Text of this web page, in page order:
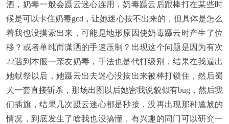
酒，奶毒一般会蹑云迷心连用，奶毒蹑云后跟棒打在某些时
候是可以卡住奶毒gcd，让她迷心按不出来的，但具体是怎么
着我也没摸索出来，可能是地形原因使奶毒蹑云时产生了位
移？或者单纯而潇洒的手速压制？出现这个问题是因为有次
22遇到本服一亲友奶毒，手法也是代打级别，结果在我逼出
她献祭以后，她蹑云出去迷心没按出来被棒打锁住，然后蜀
犬一套直接斩杀，那场出图以后她密我说貌似有bug，然后我
们插旗，结果几次蹑云迷心都是秒接，没再出现那种尴尬的
情况，到底发生了啥我也没搞懂，有兴趣的同门可以研究一